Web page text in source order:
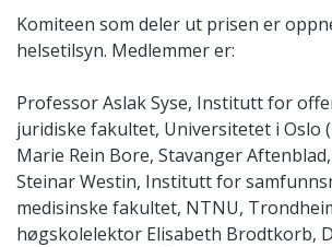
Komiteen som deler ut prisen er
helsetilsyn. Medlemmer er:
Professor Aslak Syse, Institutt for
juridiske fakultet, Universitetet i Oslo
Marie Rein Bore, Stavanger
Steinar Westin, Institutt for
medisinske fakultet, NTNU,
høgskolelektor Elisabeth Brodtkorb,